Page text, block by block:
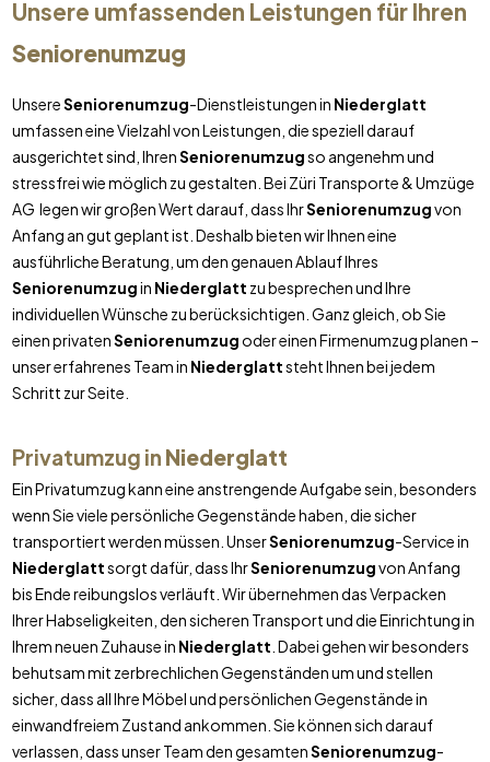
Unsere umfassenden Leistungen für Ihren
Seniorenumzug
UnsereSeniorenumzug-Dienstleistungen in Niederglatt
umfassen eine Vielzahl von Leistungen, die speziell darauf
ausgerichtet sind, IhrenSeniorenumzugso angenehm und
stressfrei wie möglich zu gestalten. Bei Züri Transporte & Umzüge
AG legen wir großen Wert darauf, dass IhrSeniorenumzugvon
Anfang an gut geplant ist. Deshalb bieten wir Ihnen eine
ausführliche Beratung, um den genauen Ablauf Ihres
Seniorenumzugin Niederglatt zu besprechen und Ihre
individuellen Wünsche zu berücksichtigen. Ganz gleich, ob Sie
einen privatenSeniorenumzugoder einen Firmenumzug planen –
unser erfahrenes Team in Niederglattsteht Ihnen bei jedem
Schritt zur Seite.
Privatumzug in Niederglatt
Ein Privatumzug kann eine anstrengende Aufgabe sein, besonders
wenn Sie viele persönliche Gegenstände haben, die sicher
transportiert werden müssen. UnserSeniorenumzug-Service in
Niederglattsorgt dafür, dass IhrSeniorenumzugvon Anfang
bis Ende reibungslos verläuft. Wir übernehmen das Verpacken
Ihrer Habseligkeiten, den sicheren Transport und die Einrichtung in
Ihrem neuen Zuhause in Niederglatt . Dabei gehen wir besonders
behutsam mit zerbrechlichen Gegenständen um und stellen
sicher, dass all Ihre Möbel und persönlichen Gegenstände in
einwandfreiem Zustand ankommen. Sie können sich darauf
verlassen, dass unser Team den gesamtenSeniorenumzug-